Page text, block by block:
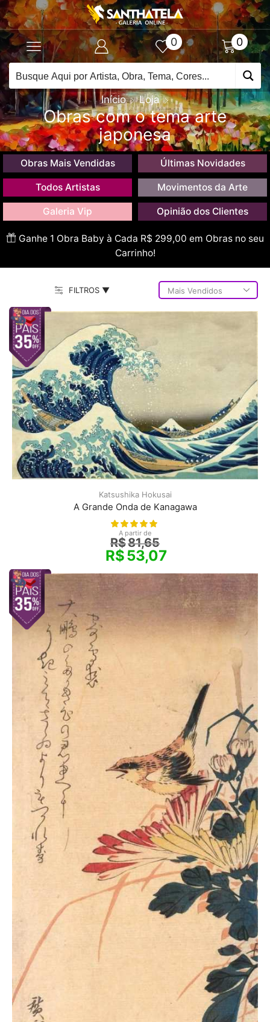
0 0
Início Loja
Obras com o tema arte
japonesa
Obras Mais Vendidas Últimas Novidades
Todos Artistas Movimentos da Arte
Galeria Vip Opinião dos Clientes
Ganhe 1 Obra Baby à Cada R$ 299,00 em Obras no seu
Carrinho!
FILTROS ▼
Katsushika Hokusai
A Grande Onda de Kanagawa
A partir de
R$81,65
R$53,07